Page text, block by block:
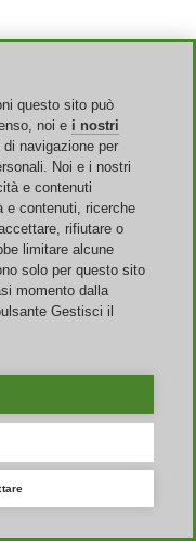
questo sito può
noi e i nostri
navigazione per
Noi e i nostri
e contenuti
e contenuti, ricerche
rifiutare o
limitare alcune
solo per questo sito
momento dalla
Gestisci il